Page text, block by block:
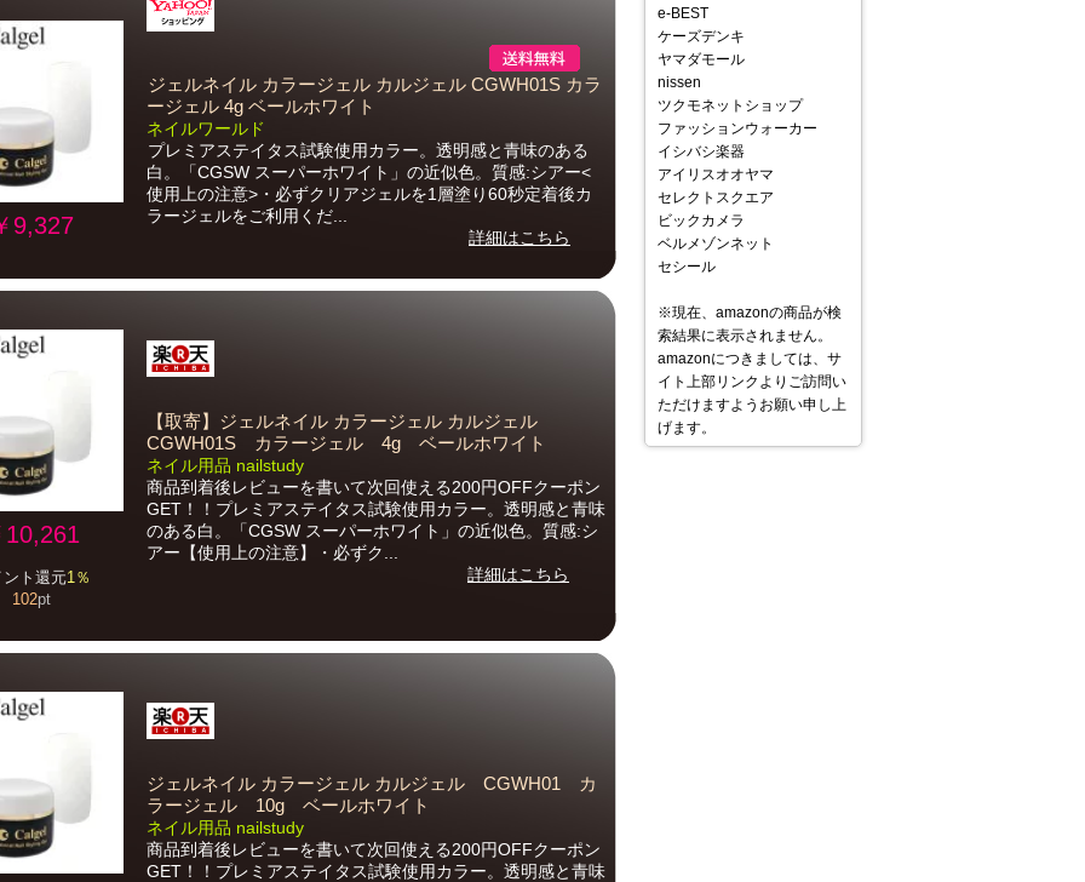
9,327
ジェルネイル カラージェル カルジェル CGWH01S カラ
ージェル 4g ベールホワイト
ネイルワールド
プレミアステイタス試験使用カラー。透明感と青味のある
白。「CGSW スーパーホワイト」の近似色。質感:シアー<
使用上の注意>・必ずクリアジェルを1層塗り60秒定着後カ
ラージェルをご利用くだ...
詳細はこちら
10,261
ト還元1％
102pt
【取寄】ジェルネイル カラージェル カルジェル
CGWH01S カラージェル 4g ベールホワイト
ネイル用品 nailstudy
商品到着後レビューを書いて次回使える200円OFFクーポン
GET！！プレミアステイタス試験使用カラー。透明感と青味
のある白。「CGSW スーパーホワイト」の近似色。質感:シ
アー【使用上の注意】・必ずク...
詳細はこちら
ジェルネイル カラージェル カルジェル CGWH01 カ
ラージェル 10g ベールホワイト
ネイル用品 nailstudy
商品到着後レビューを書いて次回使える200円OFFクーポン
GET！！プレミアステイタス試験使用カラー。透明感と青味
e-BEST
ケーズデンキ
ヤマダモール
nissen
ツクモネットショップ
ファッションウォーカー
イシバシ楽器
アイリスオオヤマ
セレクトスクエア
ビックカメラ
ベルメゾンネット
セシール
※現在、amazonの商品が検
索結果に表示されません。
amazonにつきましては、サ
イト上部リンクよりご訪問い
ただけますようお願い申し上
げます。